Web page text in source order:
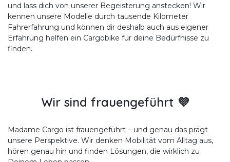
und lass dich von unserer Begeisterung anstecken! Wir
kennen unsere Modelle durch tausende Kilometer
Fahrerfahrung und können dir deshalb auch aus eigener
Erfahrung helfen ein Cargobike für deine Bedürfnisse zu
finden.
Wir sind frauengeführt 💜
Madame Cargo ist frauengeführt – und genau das prägt
unsere Perspektive. Wir denken Mobilität vom Alltag aus,
hören genau hin und finden Lösungen, die wirklich zu